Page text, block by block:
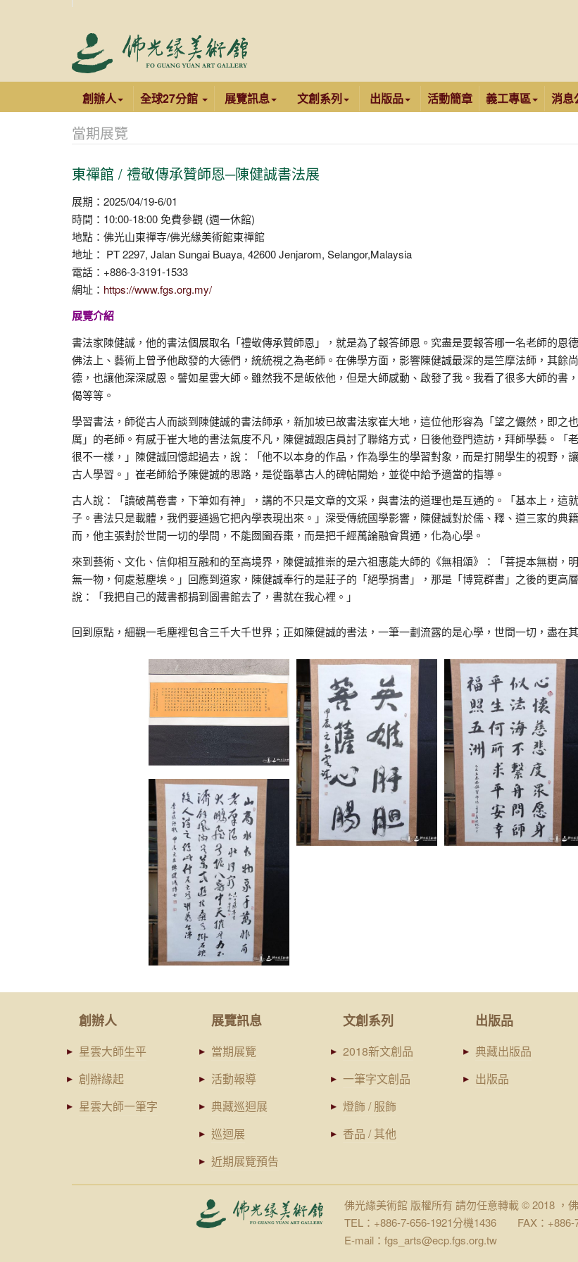
創辦人 全球27分館 展覽訊息 文創系列 出版品 活動簡章 義工專區 消息
當期展覽
東禪館 / 禮敬傳承贊師恩─陳健誠書法展
展期：2025/04/19-6/01
時間：10:00-18:00 免費參觀 (週一休館)
地點：佛光山東禪寺/佛光緣美術館東禪館
地址： PT 2297, Jalan Sungai Buaya, 42600 Jenjarom, Selangor,Malaysia
電話：+886-3-3191-1533
網址： https://www.fgs.org.my/
展覽介紹
書法家陳健誠，他的書法個展取名「禮敬傳承贊師恩」，就是為了報答師恩。究盡是要報答哪一名老師的恩
佛法上、藝術上曾予他啟發的大德們，統統視之為老師。在佛學方面，影響陳健誠最深的是竺摩法師，其餘
德，也讓他深深感恩。譬如星雲大師。雖然我不是皈依他，但是大師感動、啟發了我。我看了很多大師的書
偈等等。
學習書法，師從古人而談到陳健誠的書法師承，新加坡已故書法家崔大地，這位他形容為「望之儼然，即之
厲」的老師。有感于崔大地的書法氣度不凡，陳健誠跟店員討了聯絡方式，日後他登門造訪，拜師學藝。「
很不一樣，」陳健誠回憶起過去，說：「他不以本身的作品，作為學生的學習對象，而是打開學生的視野，
古人學習。」崔老師給予陳健誠的思路，是從臨摹古人的碑帖開始，並從中給予適當的指導。
古人說：「讀破萬卷書，下筆如有神」，講的不只是文章的文采，與書法的道理也是互通的。「基本上，這
子。書法只是載體，我們要通過它把內學表現出來。」深受傳統國學影響，陳健誠對於儒、釋、道三家的典
而，他主張對於世間一切的學問，不能囫圇吞棗，而是把千經萬論融會貫通，化為心學。
來到藝術、文化、信仰相互融和的至高境界，陳健誠推崇的是六祖惠能大師的《無相頌》：「菩提本無樹，
無一物，何處惹塵埃。」回應到道家，陳健誠奉行的是莊子的「絕學捐書」，那是「博覽群書」之後的更高
說：「我把自己的藏書都捐到圖書館去了，書就在我心裡。」
回到原點，細觀一毛塵裡包含三千大千世界；正如陳健誠的書法，一筆一劃流露的是心學，世間一切，盡在
創辦人
星雲大師生平
創辦緣起
星雲大師一筆字
展覽訊息
當期展覽
活動報導
典藏巡迴展
巡迴展
近期展覽預告
文創系列
2018新文創品
一筆字文創品
燈飾 / 服飾
香品 / 其他
出版品
典藏出版品
出版品
佛光緣美術館 版權所有 請勿任意轉載 © 2018 ，
TEL：+886-7-656-1921分機1436 FAX：+886-
E-mail：fgs_arts@ecp.fgs.org.tw